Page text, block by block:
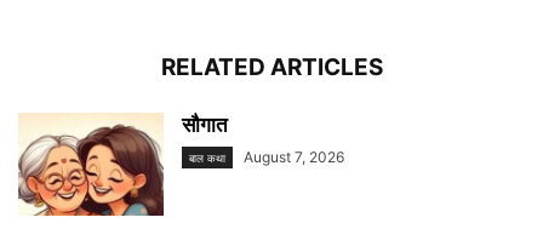
RELATED ARTICLES
सौगात
बाल कथा August 7, 2026